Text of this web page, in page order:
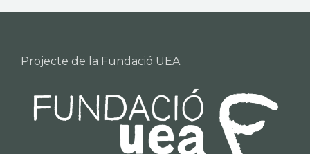
Projecte de la Fundació UEA